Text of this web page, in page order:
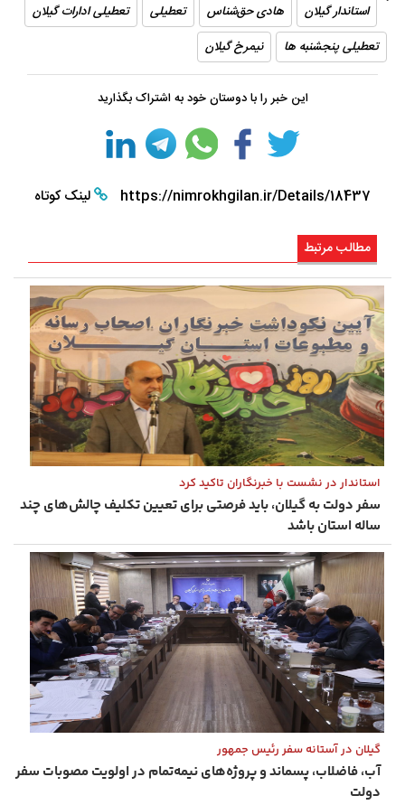
استاندار گیلان هادی حق‌شناس تعطیلی
تعطیلی ادارات گیلان
تعطیلی پنجشنبه ها
نیمرخ گیلان
این خبر را با دوستان خود به اشتراک بگذارید
https://nimrokhgilan.ir/Details/18437 لینک کوتاه
مطالب مرتبط
استاندار در نشست با خبرنگاران تاکید کرد
سفر دولت به گیلان، باید فرصتی برای تعیین تکلیف چالش‌های چند
ساله استان باشد
گیلان در آستانه سفر رئیس ‌جمهور
آب، فاضلاب، پسماند و پروژه‌های نیمه‌تمام در اولویت مصوبات سفر
دولت